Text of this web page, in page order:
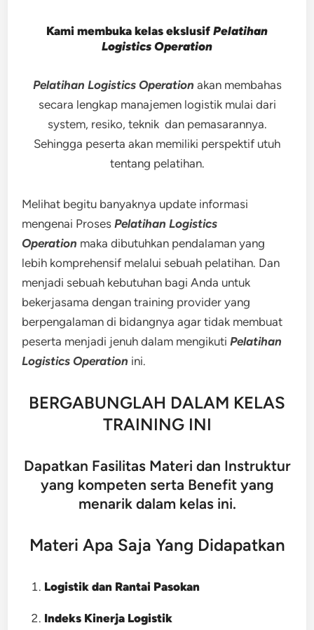
Kami membuka kelas ekslusif Pelatihan
Logistics Operation
Pelatihan Logistics Operation akan membahas
secara lengkap manajemen logistik mulai dari
system, resiko, teknik dan pemasarannya.
Sehingga peserta akan memiliki perspektif utuh
tentang pelatihan.
Melihat begitu banyaknya update informasi
mengenai ProsesPelatihan Logistics
Operation maka dibutuhkan pendalaman yang
lebih komprehensif melalui sebuah pelatihan. Dan
menjadi sebuah kebutuhan bagi Anda untuk
bekerjasama dengan training provider yang
berpengalaman di bidangnya agar tidak membuat
peserta menjadi jenuh dalam mengikutiPelatihan
Logistics Operation ini.
BERGABUNGLAH DALAM KELAS
TRAINING INI
Dapatkan Fasilitas Materi dan Instruktur
yang kompeten serta Benefit yang
menarik dalam kelas ini.
Materi Apa Saja Yang Didapatkan
Logistik dan Rantai Pasokan
Indeks Kinerja Logistik